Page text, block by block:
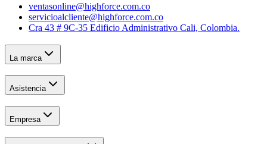
ventasonline@highforce.com.co
servicioalcliente@highforce.com.co
Cra 43 # 9C-35 Edificio Administrativo Cali, Colombia.
La marca
Asistencia
Empresa